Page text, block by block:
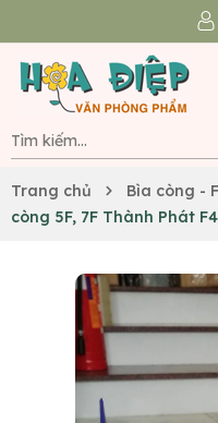
Trang chủ Bìa còng -
còng 5F, 7F Thành Phát